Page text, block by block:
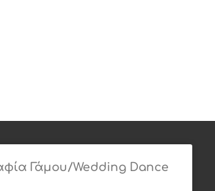
Γάμου/Wedding Dance